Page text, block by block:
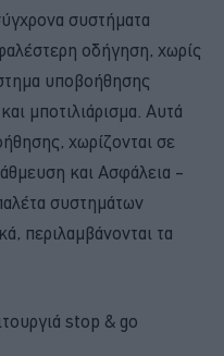
συστήματα
οδήγηση, χωρίς
υποβοήθησης
μποτιλιάρισμα. Αυτά
χωρίζονται σε
και Ασφάλεια –
συστημάτων
περιλαμβάνονται τα
stop & go